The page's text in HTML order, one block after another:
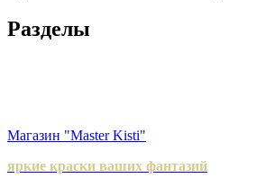
Разделы
Магазин "Master Kisti"
яркие краски ваших фантазий